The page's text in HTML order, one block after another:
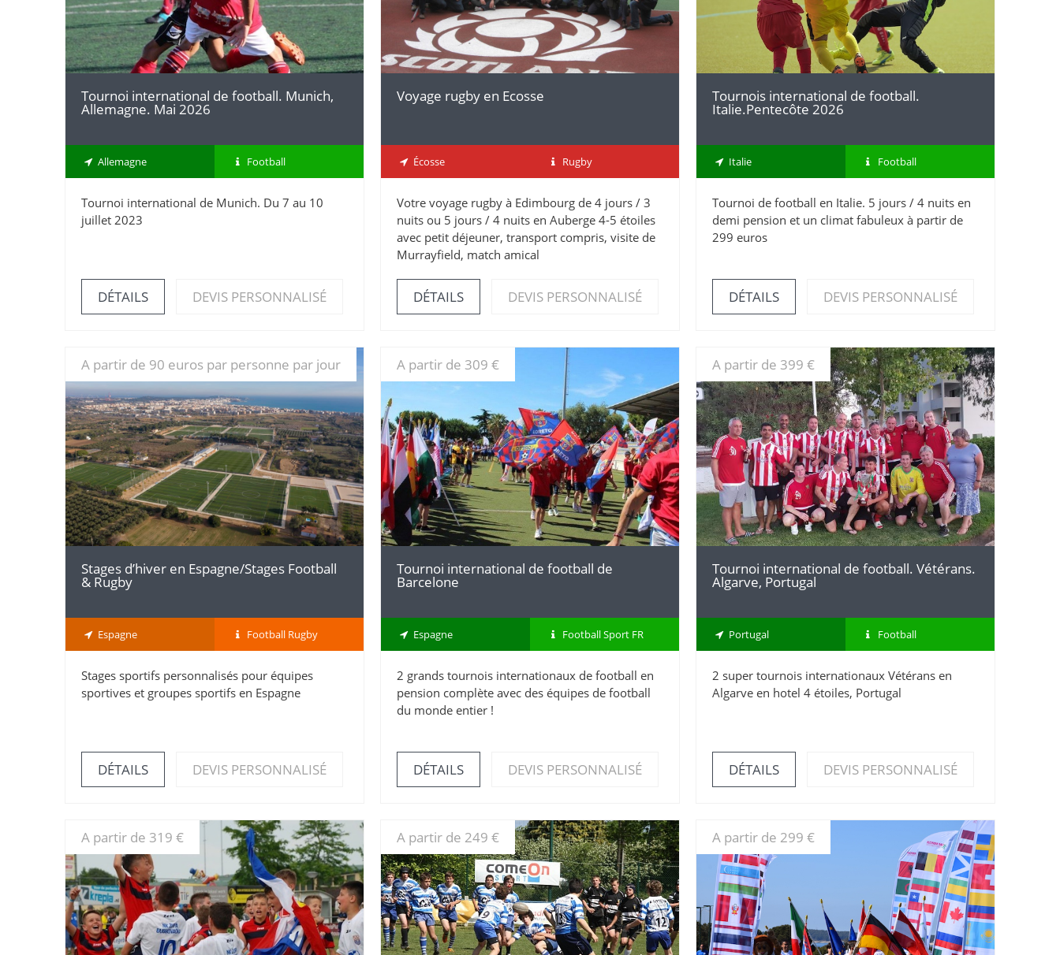
Tournoi international de football. Munich,
Allemagne. Mai 2026
Allemagne Football
Tournoi international de Munich. Du 7 au 10
juillet 2023
DÉTAILS DEVIS PERSONNALISÉ
Voyage rugby en Ecosse
Écosse Rugby
Votre voyage rugby à Edimbourg de 4 jours / 3
nuits ou 5 jours / 4 nuits en Auberge 4-5 étoiles
avec petit déjeuner, transport compris, visite de
Murrayfield, match amical
DÉTAILS DEVIS PERSONNALISÉ
Tournois international de football.
Italie.Pentecôte 2026
Italie Football
Tournoi de football en Italie. 5 jours / 4 nuits en
demi pension et un climat fabuleux à partir de
299 euros
DÉTAILS DEVIS PERSONNALISÉ
A partir de 90 euros par personne par jour
DÉTAILS
Stages d’hiver en Espagne/Stages Football
& Rugby
Espagne Football Rugby
Stages sportifs personnalisés pour équipes
sportives et groupes sportifs en Espagne
DÉTAILS DEVIS PERSONNALISÉ
A partir de 309 €
DÉTAILS
Tournoi international de football de
Barcelone
Espagne Football Sport FR
2 grands tournois internationaux de football en
pension complète avec des équipes de football
du monde entier !
DÉTAILS DEVIS PERSONNALISÉ
A partir de 399 €
DÉTAILS
Tournoi international de football. Vétérans.
Algarve, Portugal
Portugal Football
2 super tournois internationaux Vétérans en
Algarve en hotel 4 étoiles, Portugal
DÉTAILS DEVIS PERSONNALISÉ
A partir de 319 €
DÉTAILS
A partir de 249 €
DÉTAILS
A partir de 299 €
DÉTAILS